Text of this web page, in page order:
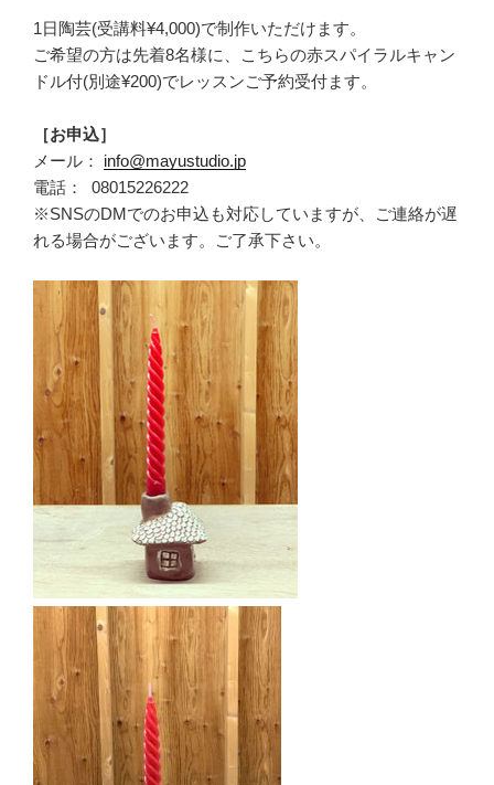
1日陶芸(受講料¥4,000)で制作いただけます。
ご希望の方は先着8名様に、こちらの赤スパイラルキャン
ドル付(別途¥200)でレッスンご予約受付ます。
［お申込］
メール： info@mayustudio.jp
電話： 08015226222
※SNSのDMでのお申込も対応していますが、ご連絡が遅
れる場合がございます。ご了承下さい。